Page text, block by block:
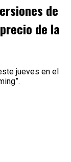
de
de la
jueves en el